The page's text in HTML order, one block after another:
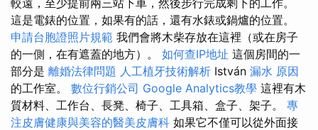
較遠，至少提前兩三站下車，然後步行完成剩下的工作。
這是電錶的位置，如果有的話，還有水錶或鍋爐的位置。
申請台胞證照片規範 我們會將木柴存放在這裡（或在房子
的一側，在有遮蓋的地方）。 如何查IP地址 這個房間的一
部分是 離婚法律問題 人工植牙技術解析 István 漏水 原因
的工作室。 數位行銷公司 Google Analytics教學 這裡有木
質材料、工作台、長凳、椅子、工具箱、盒子、架子。 專
注皮膚健康與美容的醫美皮膚科 如果它不僅可以從外面接